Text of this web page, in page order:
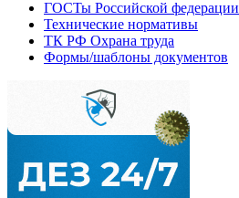
ГОСТы Российской федерации
Технические нормативы
ТК РФ Охрана труда
Формы/шаблоны документов